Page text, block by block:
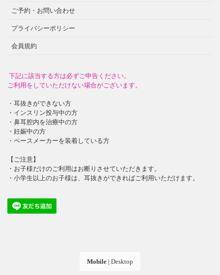
ご予約・お問い合わせ
プライバシーポリシー
会員規約
下記に該当する方は必ずご申告ください。
ご利用をしていただけない場合がございます。
・耳抜きができない方
・インスリン投与中の方
・鼻耳腔内を治療中の方
・妊娠中の方
・ペースメーカーを装着している方
【ご注意】
・お子様だけのご利用はお断りさせていただきます。
・小学生以上のお子様は、耳抜きができればご利用いただけます。
Mobile | Desktop